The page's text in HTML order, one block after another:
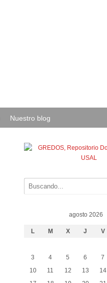
Nuestro blog
agosto 2026
L M X J V
3
4 5 6 7
10
11 12 13 14